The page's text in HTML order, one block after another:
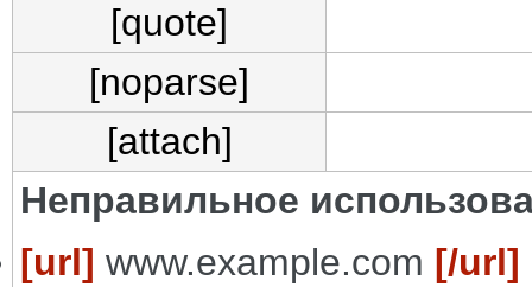
[quote]
[noparse]
[attach]
Неправильное
[url] www.example.com [/url]